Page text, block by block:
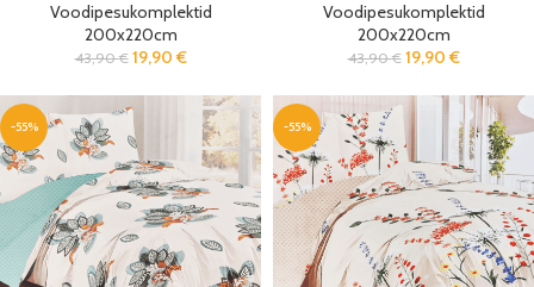
Voodipesukomplektid
200x220cm
43,90€ 19,90 €
Voodipesukomplektid
200x220cm
43,90€ 19,90 €
-55% -55%